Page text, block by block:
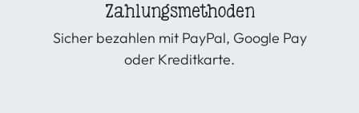
Zahlungsmethoden
Sicher bezahlen mit PayPal, Google Pay
oder Kreditkarte.